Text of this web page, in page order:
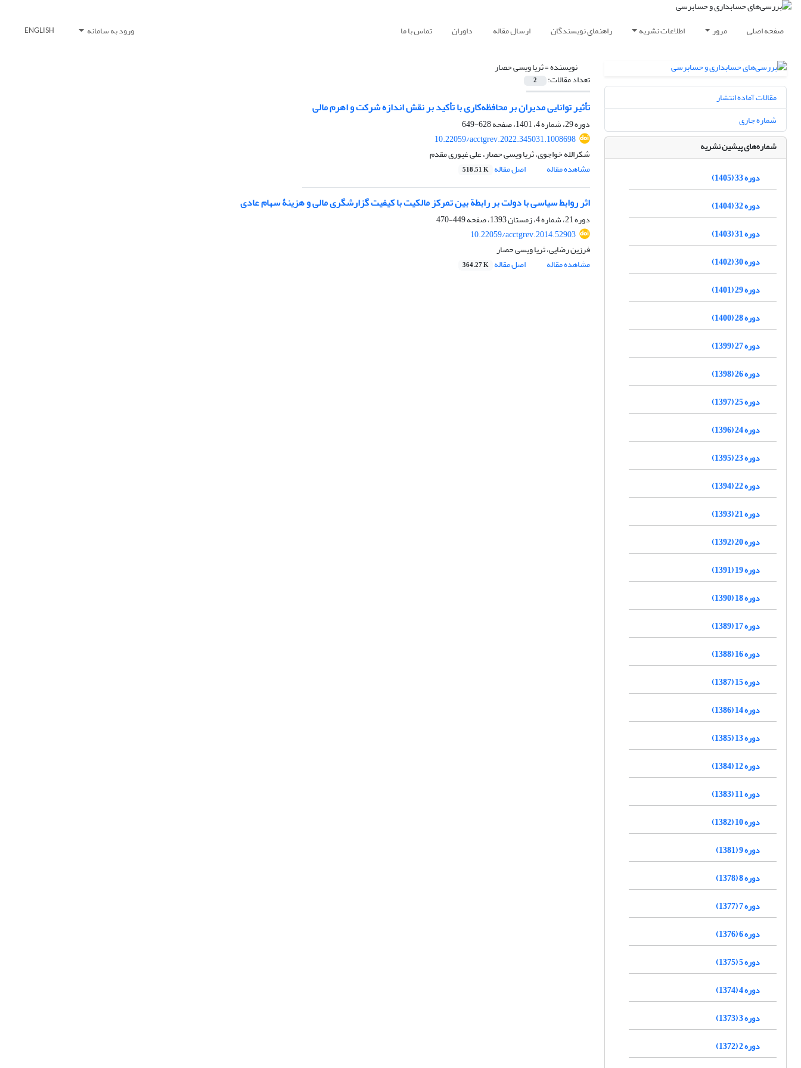
صفحه اصلی مرور اطلاعات نشریه راهنمای نویسندگان ارسال مقاله داوران تماس با ما ورود به سامانه ENGLISH
نویسنده =ثریا ویسی حصار
تعداد مقالات: 2
تأثیر توانایی مدیران بر محافظه‌کاری با تأکید بر نقش اندازه شرکت و اهرم مالی
دوره 29، شماره 4، 1401، صفحه
628-649
10.22059/acctgrev.2022.345031.1008698
شکرالله خواجوی، ثریا ویسی حصار، علی غیوری مقدم
مشاهده مقاله
اصل مقاله 518.51 K
اثر روابط سیاسی با دولت بر رابطة بین تمرکز مالکیت با کیفیت گزارشگری مالی و هزینۀ سهام عادی
دوره 21، شماره 4، زمستان 1393، صفحه
449-470
10.22059/acctgrev.2014.52903
فرزین رضایی، ثریا ویسی حصار
مشاهده مقاله
اصل مقاله 364.27 K
مقالات آماده انتشار
شماره جاری
شماره‌های پیشین نشریه
دوره 33 (1405)
دوره 32 (1404)
دوره 31 (1403)
دوره 30 (1402)
دوره 29 (1401)
دوره 28 (1400)
دوره 27 (1399)
دوره 26 (1398)
دوره 25 (1397)
دوره 24 (1396)
دوره 23 (1395)
دوره 22 (1394)
دوره 21 (1393)
دوره 20 (1392)
دوره 19 (1391)
دوره 18 (1390)
دوره 17 (1389)
دوره 16 (1388)
دوره 15 (1387)
دوره 14 (1386)
دوره 13 (1385)
دوره 12 (1384)
دوره 11 (1383)
دوره 10 (1382)
دوره 9 (1381)
دوره 8 (1378)
دوره 7 (1377)
دوره 6 (1376)
دوره 5 (1375)
دوره 4 (1374)
دوره 3 (1373)
دوره 2 (1372)